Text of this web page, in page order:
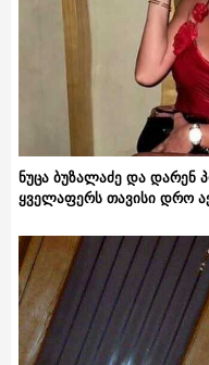
ნუცა ბუზალაძე და დარენ
ყველაფერს თავისი დრო